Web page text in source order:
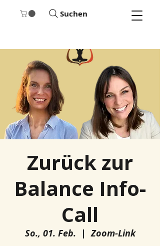
Suchen
Zurück zur
Balance Info-
Call
So., 01. Feb.
  |
Zoom-Link